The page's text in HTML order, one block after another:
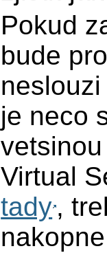
Pokud
bude
je neco
Virtual
tady ,